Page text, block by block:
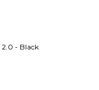
2.0 - Black